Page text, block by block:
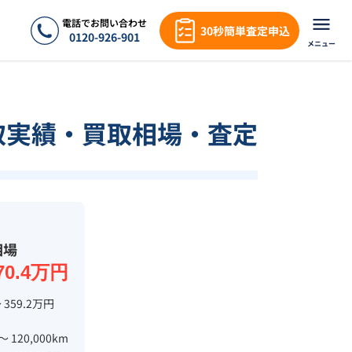
電話でお問い合わせ
0120-926-901 30秒簡単査定申込
メニュー
績・買取相場・査定
万円
359.2万円
120,000km